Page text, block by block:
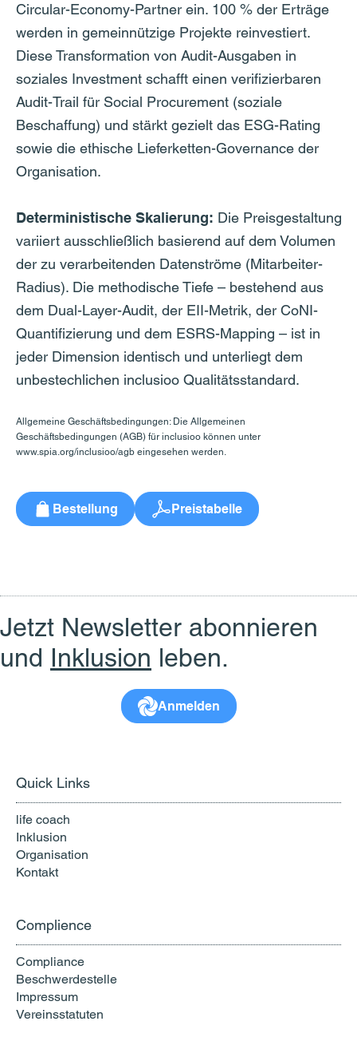
Circular-Economy-Partner ein. 100 % der Erträge
werden in gemeinnützige Projekte reinvestiert.
Diese Transformation von Audit-Ausgaben in
soziales Investment schafft einen verifizierbaren
Audit-Trail für Social Procurement (soziale
Beschaffung) und stärkt gezielt das ESG-Rating
sowie die ethische Lieferketten-Governance der
Organisation.
Deterministische Skalierung: Die Preisgestaltung
variiert ausschließlich basierend auf dem Volumen
der zu verarbeitenden Datenströme (Mitarbeiter-
Radius). Die methodische Tiefe – bestehend aus
dem Dual-Layer-Audit, der EII-Metrik, der CoNI-
Quantifizierung und dem ESRS-Mapping – ist in
jeder Dimension identisch und unterliegt dem
unbestechlichen inclusioo Qualitätsstandard.
Allgemeine Geschäftsbedingungen: Die Allgemeinen
Geschäftsbedingungen (AGB) für inclusioo können unter
www.spia.org/inclusioo/agbeingesehen werden.
Bestellung Preistabelle
Jetzt Newsletter abonnieren
und Inklusion leben.
Anmelden
Quick Links
life coach
Inklusion
Organisation
Kontakt
Complience
Compliance
Beschwerdestelle
Impressum
Vereinsstatuten